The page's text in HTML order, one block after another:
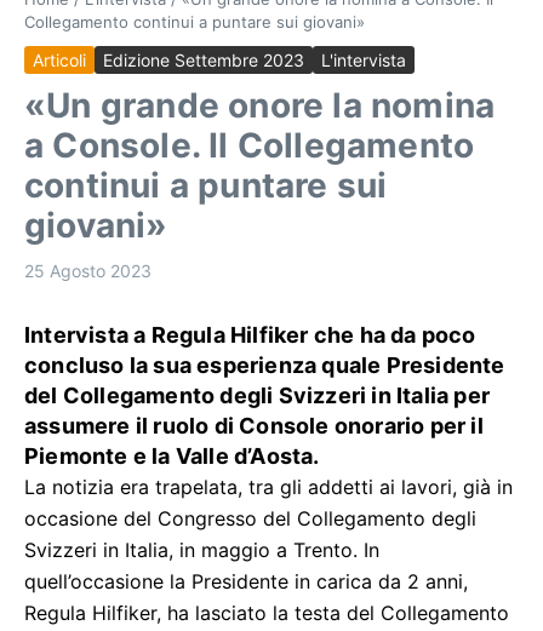
Collegamento continui a puntare sui giovani»
Articoli Edizione Settembre 2023 L'intervista
«Un grande onore la nomina
a Console. Il Collegamento
continui a puntare sui
giovani»
25 Agosto 2023
Intervista a Regula Hilfiker che ha da poco
concluso la sua esperienza quale Presidente
del Collegamento degli Svizzeri in Italia per
assumere il ruolo di Console onorario per il
Piemonte e la Valle d’Aosta.
La notizia era trapelata, tra gli addetti ai lavori, già in
occasione del Congresso del Collegamento degli
Svizzeri in Italia, in maggio a Trento. In
quell’occasione la Presidente in carica da 2 anni,
Regula Hilfiker, ha lasciato la testa del Collegamento